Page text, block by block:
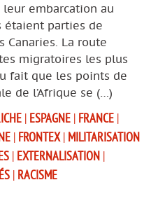
embarcation au
étaient parties de
Canaries. La route
migratoires les plus
fait que les points de
de l’Afrique se (…)
| ESPAGNE | FRANCE |
| FRONTEX | MILITARISATION
| EXTERNALISATION |
| RACISME